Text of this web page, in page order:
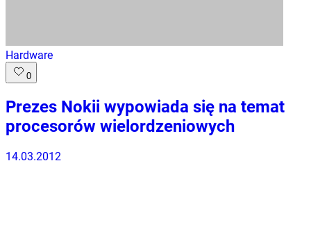
Hardware
0
Prezes Nokii wypowiada się na temat
procesorów wielordzeniowych
14.03.2012